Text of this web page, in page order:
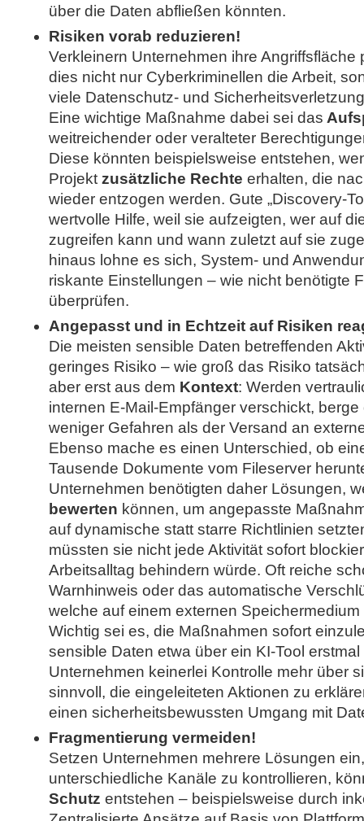
über die Daten abfließen könnten.
Risiken vorab reduzieren!
Verkleinern Unternehmen ihre Angriffsfläche
dies nicht nur Cyberkriminellen die Arbeit,
viele Datenschutz- und
Eine wichtige Maßnahme dabei sei das
weitreichender oder veralteter
Diese könnten beispielsweise entstehen,
Projekt zusätzliche Rechte erhalten, die
wieder entzogen werden. Gute „Discovery-
wertvolle Hilfe, weil sie aufzeigten, wer auf
zugreifen kann und wann zuletzt auf sie
hinaus lohne es sich, System- und
riskante Einstellungen – wie nicht benötigte
überprüfen.
Angepasst und in Echtzeit auf Risiken
Die meisten sensible Daten betreffenden
geringes Risiko – wie groß das Risiko
aber erst aus dem Kontext: Werden
internen E-Mail-Empfänger verschickt,
weniger Gefahren als der Versand an
Ebenso mache es einen Unterschied, ob
Tausende Dokumente vom Fileserver
Unternehmen benötigten daher Lösungen,
bewerten können, um angepasste
auf dynamische statt starre Richtlinien
müssten sie nicht jede Aktivität sofort
Arbeitsalltag behindern würde. Oft reiche
Warnhinweis oder das automatische
welche auf einem externen
Wichtig sei es, die Maßnahmen sofort
sensible Daten etwa über ein KI-Tool
Unternehmen keinerlei Kontrolle mehr über
sinnvoll, die eingeleiteten Aktionen zu
einen sicherheitsbewussten Umgang mit
Fragmentierung vermeiden!
Setzen Unternehmen mehrere Lösungen
unterschiedliche Kanäle zu kontrollieren,
Schutz entstehen – beispielsweise durch